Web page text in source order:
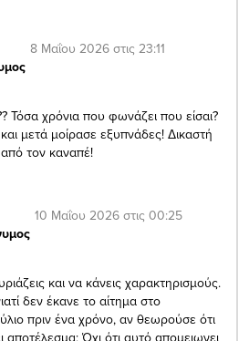
8 Μαΐου 2026 στις 23:11
Τόσα χρόνια που φωνάζει που είσαι?
μετά μοίρασε εξυπνάδες! Δικαστή
τον καναπέ!
10 Μαΐου 2026 στις 00:25
και να κάνεις χαρακτηρισμούς.
δεν έκανε το αίτημα στο
πριν ένα χρόνο, αν θεωρούσε ότι
αποτέλεσμα; Όχι ότι αυτό απομειωνει